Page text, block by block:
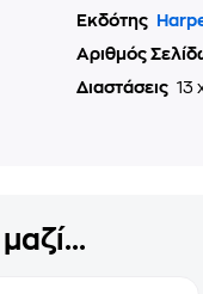
Εκδότης
Αριθμός
Διαστάσεις 13